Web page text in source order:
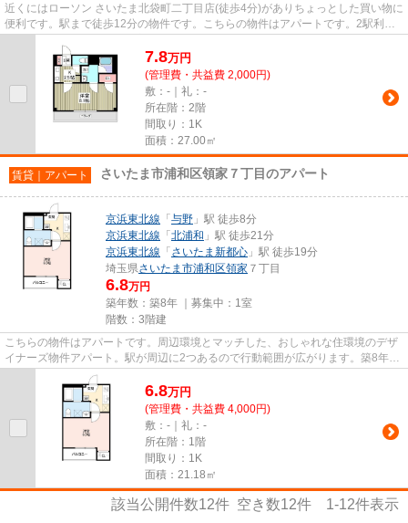
近くにはローソン さいたま北袋町二丁目店(徒歩4分)がありちょっとした買い物に
便利です。駅まで徒歩12分の物件です。こちらの物件はアパートです。2駅利用
7.8万円
(管理費・共益費 2,000円)
敷：-｜礼：-
所在階：2階
間取り：1K
面積：27.00㎡
賃貸｜アパート さいたま市浦和区領家７丁目のアパート
京浜東北線 「 与野 」駅 徒歩8分
京浜東北線 「 北浦和 」駅 徒歩21分
京浜東北線 「 さいたま新都心 」駅 徒歩19分
埼玉県さいたま市浦和区領家 ７丁目
6.8万円
築年数：築8年 ｜募集中： 1室
階数：3階建
こちらの物件はアパートです。周辺環境とマッチした、おしゃれな住環境のデザ
イナーズ物件アパート。駅が周辺に2つあるので行動範囲が広がります。築8年で
しっかりとした作りが特徴の...
6.8万円
(管理費・共益費 4,000円)
敷：-｜礼：-
所在階：1階
間取り：1K
面積：21.18㎡
該当公開件数12件 空き数12件 1-12件表示